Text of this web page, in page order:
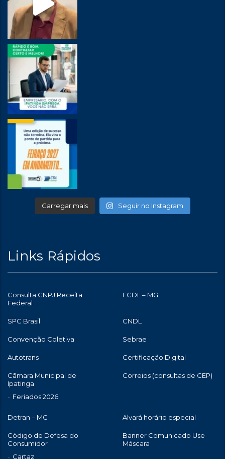
Carregar mais Seguir no Instagram
Links Rápidos
Consulta CNPJ Receita
Federal
FCDL – MG
SPC Brasil CNDL
Convenção Coletiva Sebrae
Autotrans Certificação Digital
Câmara Municipal de
Ipatinga
Feriados 2026
Correios (consultas de CEP)
Detran – MG Alvará horário especial
Código de Defesa do
Consumidor
Cartaz
Banner Comunicado Use
Máscara